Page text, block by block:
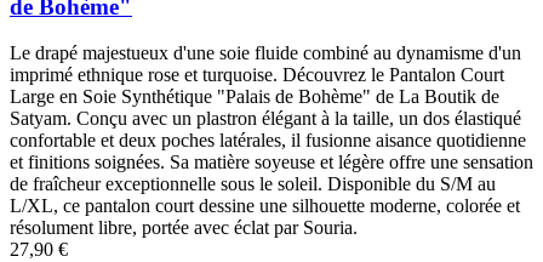
de Bohème"
Le drapé majestueux d'une soie fluide combiné au dynamisme d'un
imprimé ethnique rose et turquoise. Découvrez le Pantalon Court
Large en Soie Synthétique "Palais de Bohème" de La Boutik de
Satyam. Conçu avec un plastron élégant à la taille, un dos élastiqué
confortable et deux poches latérales, il fusionne aisance quotidienne
et finitions soignées. Sa matière soyeuse et légère offre une sensation
de fraîcheur exceptionnelle sous le soleil. Disponible du S/M au
L/XL, ce pantalon court dessine une silhouette moderne, colorée et
résolument libre, portée avec éclat par Souria.
27,90 €